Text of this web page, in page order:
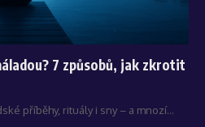
7 způsobů, jak zkrotit
příběhy, rituály i sny – a mnozí…